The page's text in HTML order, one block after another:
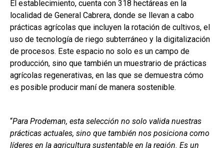
El establecimiento, cuenta con 318 hectáreas en la
localidad de General Cabrera, donde se llevan a cabo
prácticas agrícolas que incluyen la rotación de cultivos, el
uso de tecnología de riego subterráneo y la digitalización
de procesos. Este espacio no solo es un campo de
producción, sino que también un muestrario de prácticas
agrícolas regenerativas, en las que se demuestra cómo
es posible producir maní de manera sostenible.
“Para Prodeman, esta selección no solo valida nuestras
prácticas actuales, sino que también nos posiciona como
líderes en la agricultura sustentable en la región. Es un